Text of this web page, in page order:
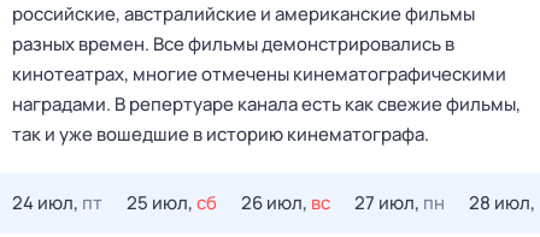
российские, австралийские и американские фильмы
разных времен. Все фильмы демонстрировались в
кинотеатрах, многие отмечены кинематографическими
наградами. В репертуаре канала есть как свежие фильмы,
так и уже вошедшие в историю кинематографа.
24 июл, пт 25 июл,сб 26 июл, вс 27 июл, пн 28 июл,